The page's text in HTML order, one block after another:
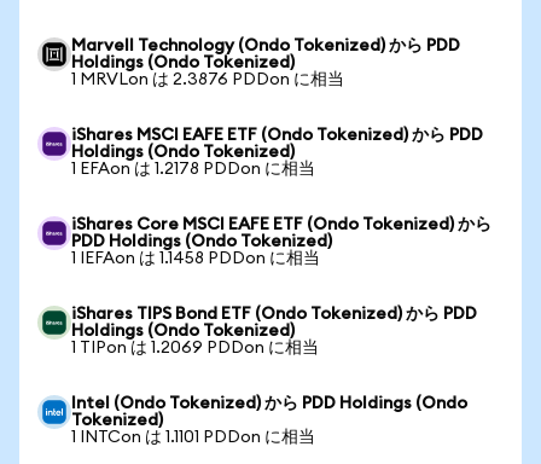
Marvell Technology (Ondo Tokenized) から PDD
Holdings (Ondo Tokenized)
1 MRVLon は 2.3876 PDDon に相当
iShares MSCI EAFE ETF (Ondo Tokenized) から PDD
Holdings (Ondo Tokenized)
1 EFAon は 1.2178 PDDon に相当
iShares Core MSCI EAFE ETF (Ondo Tokenized) から
PDD Holdings (Ondo Tokenized)
1 IEFAon は 1.1458 PDDon に相当
iShares TIPS Bond ETF (Ondo Tokenized) から PDD
Holdings (Ondo Tokenized)
1 TIPon は 1.2069 PDDon に相当
Intel (Ondo Tokenized) から PDD Holdings (Ondo
Tokenized)
1 INTCon は 1.1101 PDDon に相当